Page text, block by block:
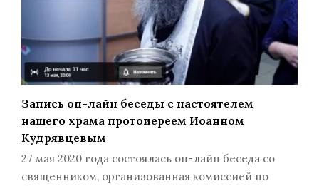
Запись он-лайн беседы с настоятелем
нашего храма протоиереем Иоанном
Кудрявцевым
27 мая 2020 года состоялась он-лайн беседа со
священником, организованная комиссией по